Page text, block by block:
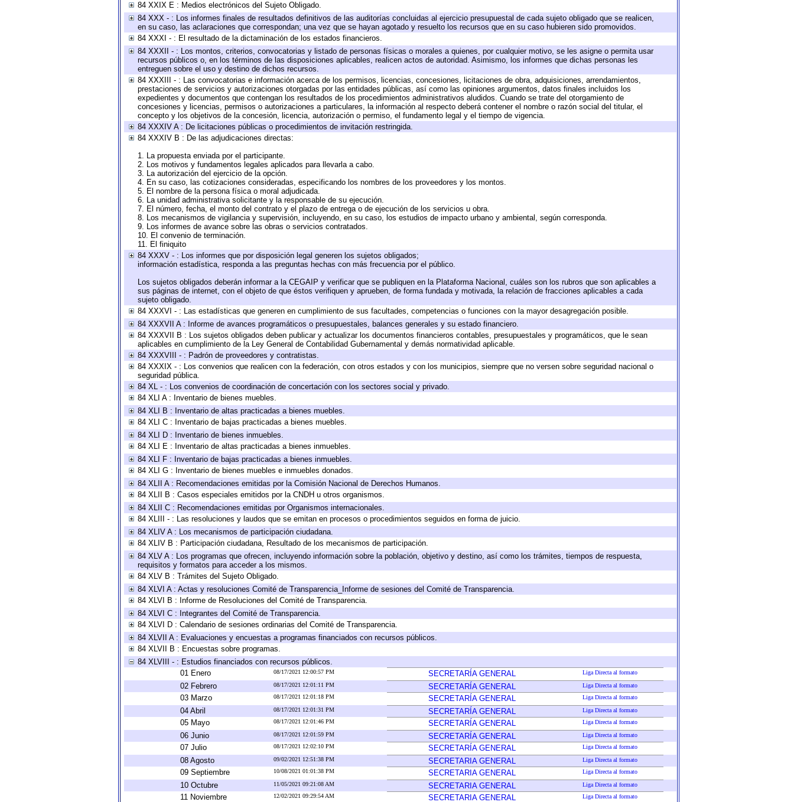
84 XXIX E : Medios electrónicos del Sujeto Obligado.
84 XXX - : Los informes finales de resultados definitivos de las auditorías concluidas al ejercicio presupuestal de cada sujeto obligado que se realicen,
en su caso, las aclaraciones que correspondan; una vez que se hayan agotado y resuelto los recursos que en su caso hubieren sido promovidos.
84 XXXI - : El resultado de la dictaminación de los estados financieros.
84 XXXII - : Los montos, criterios, convocatorias y listado de personas físicas o morales a quienes, por cualquier motivo, se les asigne o permita usar
recursos públicos o, en los términos de las disposiciones aplicables, realicen actos de autoridad. Asimismo, los informes que dichas personas les
entreguen sobre el uso y destino de dichos recursos.
84 XXXIII - : Las convocatorias e información acerca de los permisos, licencias, concesiones, licitaciones de obra, adquisiciones, arrendamientos,
prestaciones de servicios y autorizaciones otorgadas por las entidades públicas, así como las opiniones argumentos, datos finales incluidos los
expedientes y documentos que contengan los resultados de los procedimientos administrativos aludidos. Cuando se trate del otorgamiento de
concesiones y licencias, permisos o autorizaciones a particulares, la información al respecto deberá contener el nombre o razón social del titular, el
concepto y los objetivos de la concesión, licencia, autorización o permiso, el fundamento legal y el tiempo de vigencia.
84 XXXIV A : De licitaciones públicas o procedimientos de invitación restringida.
84 XXXIV B : De las adjudicaciones directas:
1. La propuesta enviada por el participante.
2. Los motivos y fundamentos legales aplicados para llevarla a cabo.
3. La autorización del ejercicio de la opción.
4. En su caso, las cotizaciones consideradas, especificando los nombres de los proveedores y los montos.
5. El nombre de la persona física o moral adjudicada.
6. La unidad administrativa solicitante y la responsable de su ejecución.
7. El número, fecha, el monto del contrato y el plazo de entrega o de ejecución de los servicios u obra.
8. Los mecanismos de vigilancia y supervisión, incluyendo, en su caso, los estudios de impacto urbano y ambiental, según corresponda.
9. Los informes de avance sobre las obras o servicios contratados.
10. El convenio de terminación.
11. El finiquito
84 XXXV - : Los informes que por disposición legal generen los sujetos obligados;
información estadística, responda a las preguntas hechas con más frecuencia por el público.
Los sujetos obligados deberán informar a la CEGAIP y verificar que se publiquen en la Plataforma Nacional, cuáles son los rubros que son aplicables a
sus páginas de internet, con el objeto de que éstos verifiquen y aprueben, de forma fundada y motivada, la relación de fracciones aplicables a cada
sujeto obligado.
84 XXXVI - : Las estadísticas que generen en cumplimiento de sus facultades, competencias o funciones con la mayor desagregación posible.
84 XXXVII A : Informe de avances programáticos o presupuestales, balances generales y su estado financiero.
84 XXXVII B : Los sujetos obligados deben publicar y actualizar los documentos financieros contables, presupuestales y programáticos, que le sean
aplicables en cumplimiento de la Ley General de Contabilidad Gubernamental y demás normatividad aplicable.
84 XXXVIII - : Padrón de proveedores y contratistas.
84 XXXIX - : Los convenios que realicen con la federación, con otros estados y con los municipios, siempre que no versen sobre seguridad nacional o
seguridad pública.
84 XL - : Los convenios de coordinación de concertación con los sectores social y privado.
84 XLI A : Inventario de bienes muebles.
84 XLI B : Inventario de altas practicadas a bienes muebles.
84 XLI C : Inventario de bajas practicadas a bienes muebles.
84 XLI D : Inventario de bienes inmuebles.
84 XLI E : Inventario de altas practicadas a bienes inmuebles.
84 XLI F : Inventario de bajas practicadas a bienes inmuebles.
84 XLI G : Inventario de bienes muebles e inmuebles donados.
84 XLII A : Recomendaciones emitidas por la Comisión Nacional de Derechos Humanos.
84 XLII B : Casos especiales emitidos por la CNDH u otros organismos.
84 XLII C : Recomendaciones emitidas por Organismos internacionales.
84 XLIII - : Las resoluciones y laudos que se emitan en procesos o procedimientos seguidos en forma de juicio.
84 XLIV A : Los mecanismos de participación ciudadana.
84 XLIV B : Participación ciudadana, Resultado de los mecanismos de participación.
84 XLV A : Los programas que ofrecen, incluyendo información sobre la población, objetivo y destino, así como los trámites, tiempos de respuesta,
requisitos y formatos para acceder a los mismos.
84 XLV B : Trámites del Sujeto Obligado.
84 XLVI A : Actas y resoluciones Comité de Transparencia_Informe de sesiones del Comité de Transparencia.
84 XLVI B : Informe de Resoluciones del Comité de Transparencia.
84 XLVI C : Integrantes del Comité de Transparencia.
84 XLVI D : Calendario de sesiones ordinarias del Comité de Transparencia.
84 XLVII A : Evaluaciones y encuestas a programas financiados con recursos públicos.
84 XLVII B : Encuestas sobre programas.
84 XLVIII - : Estudios financiados con recursos públicos.
01 Enero
08/17/2021 12:00:57 PM SECRETARÍA GENERAL Liga Directa al formato
02 Febrero 08/17/2021 12:01:11 PM SECRETARÍA GENERAL Liga Directa al formato
03 Marzo 08/17/2021 12:01:18 PM SECRETARÍA GENERAL Liga Directa al formato
04 Abril 08/17/2021 12:01:31 PM SECRETARÍA GENERAL Liga Directa al formato
05 Mayo 08/17/2021 12:01:46 PM SECRETARÍA GENERAL Liga Directa al formato
06 Junio 08/17/2021 12:01:59 PM SECRETARÍA GENERAL Liga Directa al formato
07 Julio 08/17/2021 12:02:10 PM SECRETARÍA GENERAL Liga Directa al formato
08 Agosto 09/02/2021 12:51:38 PM SECRETARIA GENERAL Liga Directa al formato
09 Septiembre 10/08/2021 01:01:38 PM SECRETARIA GENERAL Liga Directa al formato
10 Octubre 11/05/2021 09:21:08 AM SECRETARIA GENERAL Liga Directa al formato
11 Noviembre 12/02/2021 09:29:54 AM SECRETARIA GENERAL Liga Directa al formato